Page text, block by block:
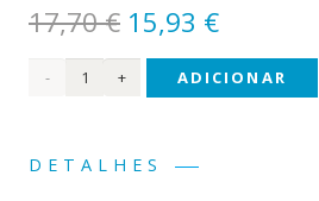
17,70€ O
preço
original
17,70 €.
15,93 €O
preço
atual
Quantidade
ADICIONAR
DETALHES